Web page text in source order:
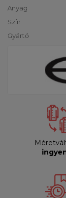
Anyag
Szín
Gyártó